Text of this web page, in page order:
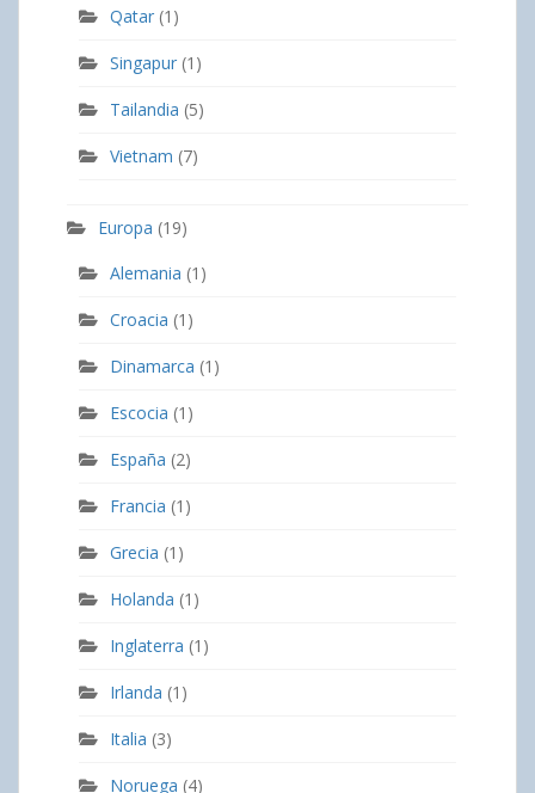
Qatar (1)
Singapur (1)
Tailandia (5)
Vietnam (7)
Europa (19)
Alemania (1)
Croacia (1)
Dinamarca (1)
Escocia (1)
España (2)
Francia (1)
Grecia (1)
Holanda (1)
Inglaterra (1)
Irlanda (1)
Italia (3)
Noruega (4)